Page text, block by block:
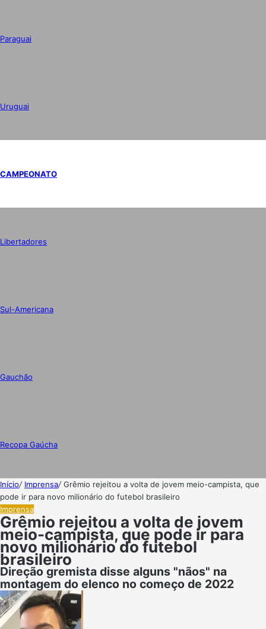
Paraguai
Uruguai
CAMPEONATO
Libertadores
Sul-Americana
Gauchão
Recopa Gaúcha
Início/ Imprensa/Grêmio rejeitou a volta de jovem meio-campista, que
pode ir para novo milionário do futebol brasileiro
Imprensa
Grêmio rejeitou a volta de jovem
meio-campista, que pode ir para
novo milionário do futebol
brasileiro
Direção gremista disse alguns "nãos" na
montagem do elenco no começo de 2022